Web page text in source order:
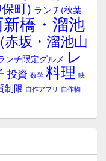
町) ランチ(秋葉
橋・溜池
坂・溜池山
ンチ限定グルメ レ
投資 数学 料理 映
制限 自作アプリ 自作物